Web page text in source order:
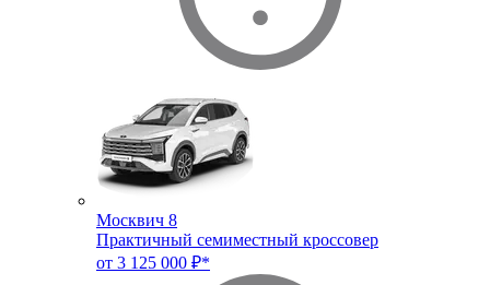
Москвич 8
Практичный семиместный кроссовер
от 3 125 000 ₽*